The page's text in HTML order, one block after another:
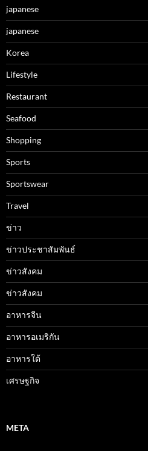
japanese
japanese
Korea
Lifestyle
Restaurant
Seafood
Shopping
Sports
Sportswear
Travel
ข่าว
ข่าวประชาสัมพันธ์
ข่าวสังคม
ข่าวสังคม
อาหารจีน
อาหารอเมริกัน
อาหารใต้
เศรษฐกิจ
META